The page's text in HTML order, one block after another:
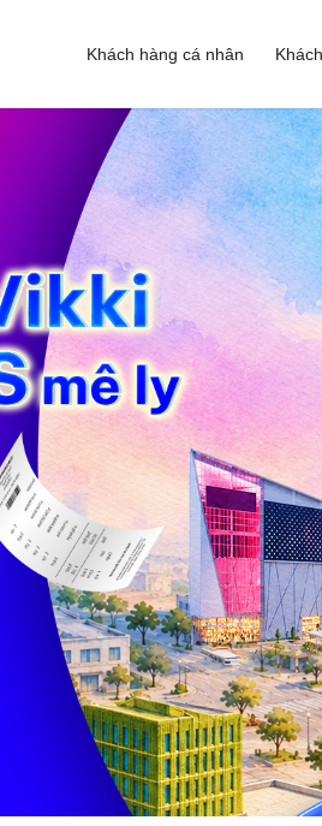
Khách hàng cá nhân